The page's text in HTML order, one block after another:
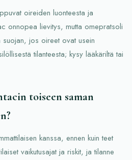
oireiden luonteesta ja
onnopea lievitys, mutta omepratsoli
jos oireet ovat usein
tilanteesta; kysy lääkäriltä tai
toiseen saman
kanssa, ennen kuin teet
vaikutusajat ja riskit, ja tilanne